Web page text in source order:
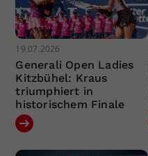
19.07.2026
Generali Open Ladies
Kitzbühel: Kraus
triumphiert in
historischem Finale